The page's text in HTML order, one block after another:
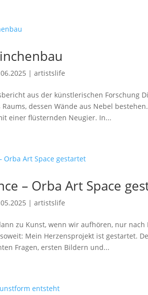
|artistslife
aus der künstlerischen Forschung
dessen Wände aus Nebel
einer flüsternden Neugier. In...
– Orba Art Space
|artistslife
zu Kunst, wenn wir aufhören, nur
Mein Herzensprojekt ist gestartet.
Fragen, ersten Bildern und...